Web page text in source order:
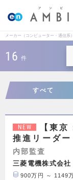
メーカー（コンピューター・通信系
16 件
すべて
NEW
【東
推進リーダー
内部監査
三菱電機株式会社
900万円 ～ 1149